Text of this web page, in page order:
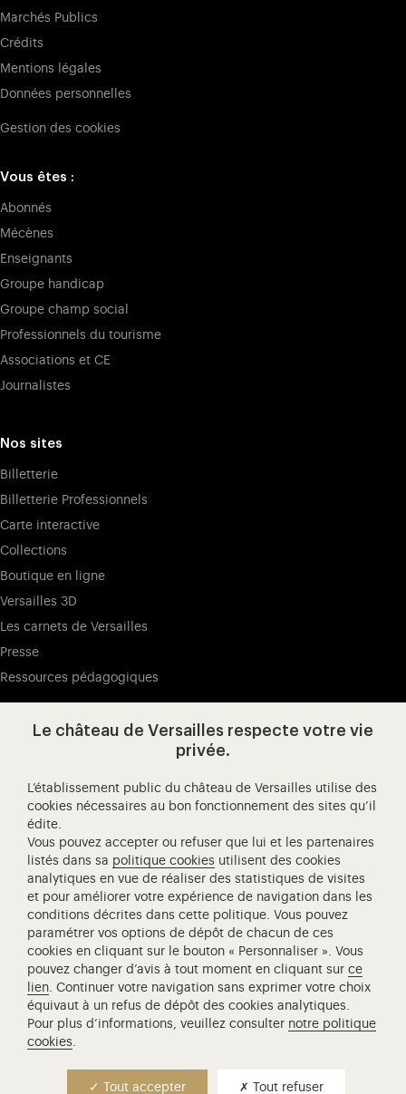
Marchés Publics
Crédits
Mentions légales
Données personnelles
Gestion des cookies
Vous êtes :
Abonnés
Mécènes
Enseignants
Groupe handicap
Groupe champ social
Professionnels du tourisme
Associations et CE
Journalistes
Nos sites
Billetterie
Billetterie Professionnels
Carte interactive
Collections
Boutique en ligne
Versailles 3D
Les carnets de Versailles
Presse
Ressources pédagogiques
Visitez notre Facebook (ouverture
Visitez notre X (ouverture dans un
Visitez notre Instagram
Visitez notre YouTube
Château de Versailles Spectacles
L'Opéra royal de Versailles
Centre de recherche du château de Versailles
Centre de Musique Baroque de Versailles
Réseau des Résidences Royales Européenne
Société des Amis de Versailles
Académie équestre nationale du domaine de Versailles
Campus Versailles
Le château de Versailles respecte votre vie
privée.
L’établissement public du château de Versailles utilise des
cookies nécessaires au bon fonctionnement des sites qu’il
édite.
Vous pouvez accepter ou refuser que lui et les partenaires
listés dans sa politique cookies utilisent des cookies
analytiques en vue de réaliser des statistiques de visites
et pour améliorer votre expérience de navigation dans les
conditions décrites dans cette politique. Vous pouvez
paramétrer vos options de dépôt de chacun de ces
cookies en cliquant sur le bouton « Personnaliser ». Vous
pouvez changer d’avis à tout moment en cliquant surce
lien. Continuer votre navigation sans exprimer votre choix
équivaut à un refus de dépôt des cookies analytiques.
Pour plus d’informations, veuillez consulter notre politique
cookies.
Tout accepter Tout refuser